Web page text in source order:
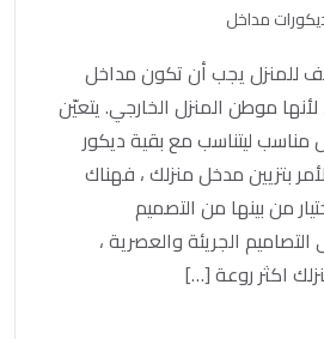
مداخل
للمنزل يجب أن تكون مداخل
، لأنها موطن المنزل الخارجي. يتعيّن
ليتناسب مع بقية ديكور
بتزيين مدخل منزلك ، فهناك
من بينها من التصميم
الجريئة والعصرية ،
اكثر روعة […]